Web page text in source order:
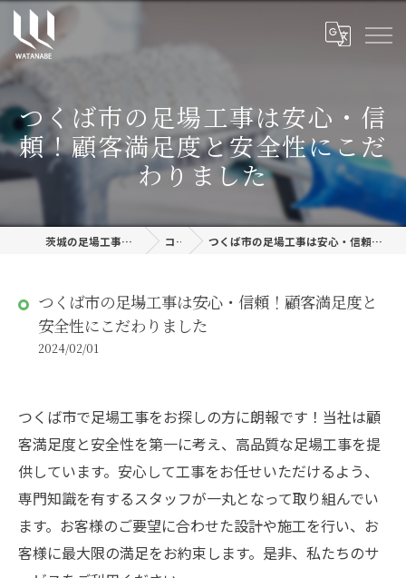
つくば市の足場工事は安心・信
頼！顧客満足度と安全性にこだ
わりました
茨城の足場工事なら株式会社渡邊建設 コラム つくば市の足場工事は安心・信頼！顧客満足度と安全性にこだわりました
つくば市の足場工事は安心・信頼！顧客満足度と
安全性にこだわりました
2024/02/01
つくば市で足場工事をお探しの方に朗報です！当社は顧
客満足度と安全性を第一に考え、高品質な足場工事を提
供しています。安心して工事をお任せいただけるよう、
専門知識を有するスタッフが一丸となって取り組んでい
ます。お客様のご要望に合わせた設計や施工を行い、お
客様に最大限の満足をお約束します。是非、私たちのサ